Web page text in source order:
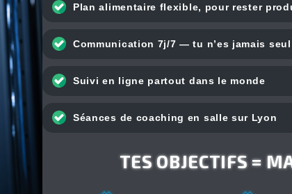
Plan alimentaire flexible, pour rester
Communication 7j/7 — tu n’es jamais seul
Suivi en ligne partout dans le monde
Séances de coaching en salle sur Lyon
TES OBJECTIFS =